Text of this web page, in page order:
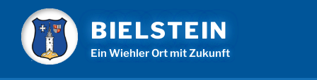
Inhalt
springen
BIELSTEIN
Ein Wiehler Ort mit Zukunft